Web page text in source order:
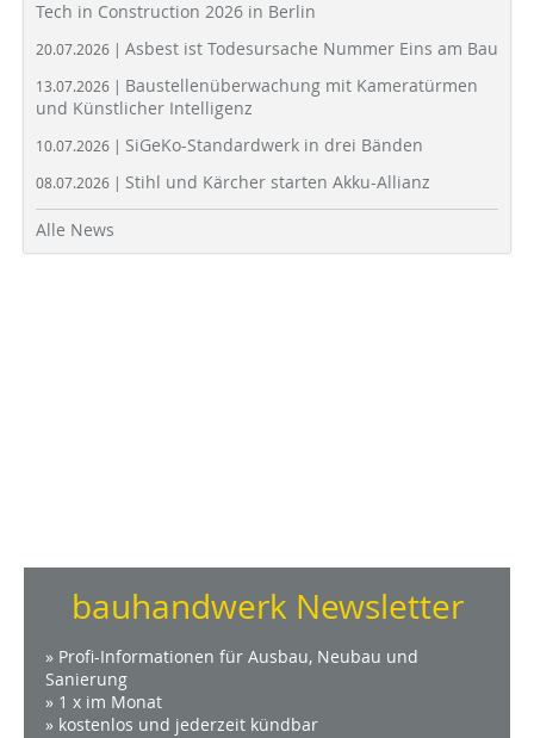
Tech in Construction 2026 in Berlin
20.07.2026 | Asbest ist Todesursache Nummer Eins am Bau
13.07.2026 | Baustellenüberwachung mit Kameratürmen
und Künstlicher Intelligenz
10.07.2026 | SiGeKo-Standardwerk in drei Bänden
08.07.2026 | Stihl und Kärcher starten Akku-Allianz
Alle News
bauhandwerk Newsletter
» Profi-Informationen für Ausbau, Neubau und
Sanierung
» 1 x im Monat
» kostenlos und jederzeit kündbar